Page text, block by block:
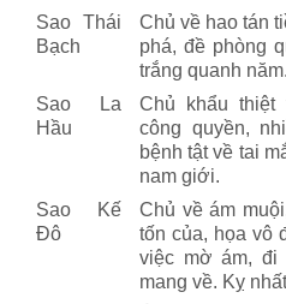
Sao Thái
Bạch
Chủ về hao tán
phá, đề phòng
trắng quanh năm.
Sao La
Hầu
Chủ khẩu thiệt
công quyền,
bệnh tật về tai
nam giới.
Sao Kế
Đô
Chủ về ám
tốn của, họa vô
việc mờ ám,
mang về. Kỵ